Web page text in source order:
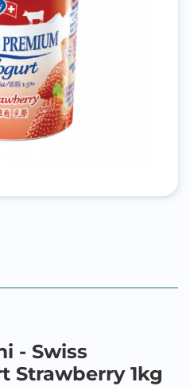
- Swiss
Strawberry 1kg